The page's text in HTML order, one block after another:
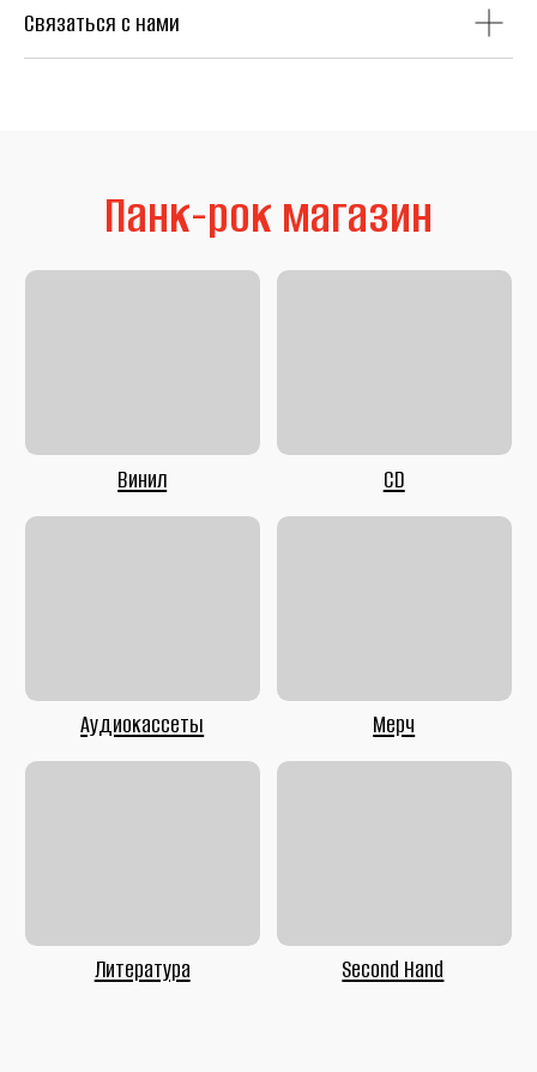
Связаться с нами